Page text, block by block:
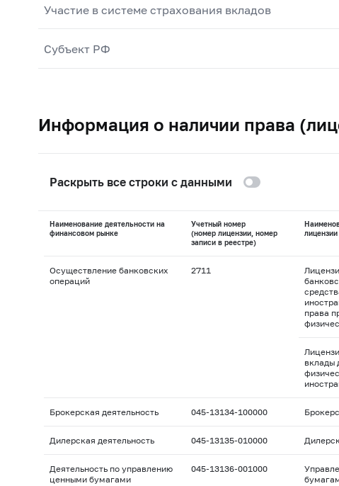
Участие в системе страхования вкладов
Субъект РФ
Информация о наличии права
Раскрыть все строки с данными
Наименование деятельности на
финансовом рынке
Учетный номер
(номер лицензии, номер
записи в реестре)
лицензии
Осуществление банковских
операций
2711
права
вклады
Брокерская деятельность 045-13134-100000
Дилерская деятельность 045-13135-010000
Деятельность по управлению
ценными бумагами
045-13136-001000